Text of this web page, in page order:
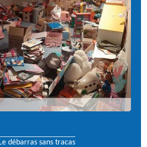
débarras sans tracas